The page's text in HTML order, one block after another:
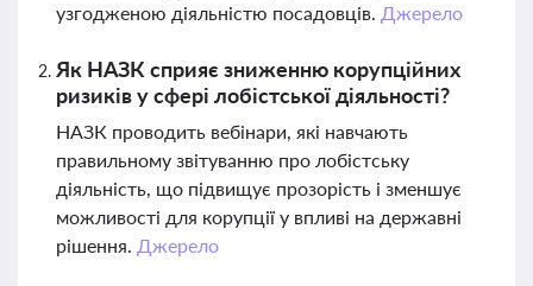
узгодженою діяльністю посадовців. Джерело
Як НАЗК сприяє зниженню корупційних
ризиків у сфері лобістської діяльності?
НАЗК проводить вебінари, які навчають
правильному звітуванню про лобістську
діяльність, що підвищує прозорість і зменшує
можливості для корупції у впливі на державні
рішення. Джерело